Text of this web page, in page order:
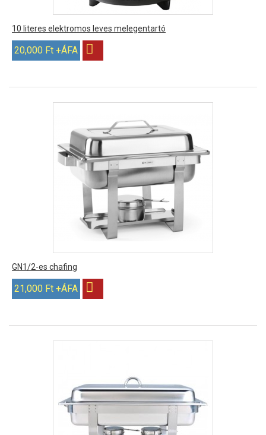
10 literes elektromos leves melegentartó
20,000 Ft +ÁFA
GN1/2-es chafing
21,000 Ft +ÁFA